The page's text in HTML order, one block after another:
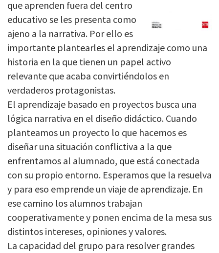
que aprenden fuera del centro
educativo se les presenta como
ajeno a la narrativa. Por ello es
importante plantearles el aprendizaje como una
historia en la que tienen un papel activo
relevante que acaba convirtiéndolos en
verdaderos protagonistas.
El aprendizaje basado en proyectos busca una
lógica narrativa en el diseño didáctico. Cuando
planteamos un proyecto lo que hacemos es
diseñar una situación conflictiva a la que
enfrentamos al alumnado, que está conectada
con su propio entorno. Esperamos que la resuelva
y para eso emprende un viaje de aprendizaje. En
ese camino los alumnos trabajan
cooperativamente y ponen encima de la mesa sus
distintos intereses, opiniones y valores.
La capacidad del grupo para resolver grandes